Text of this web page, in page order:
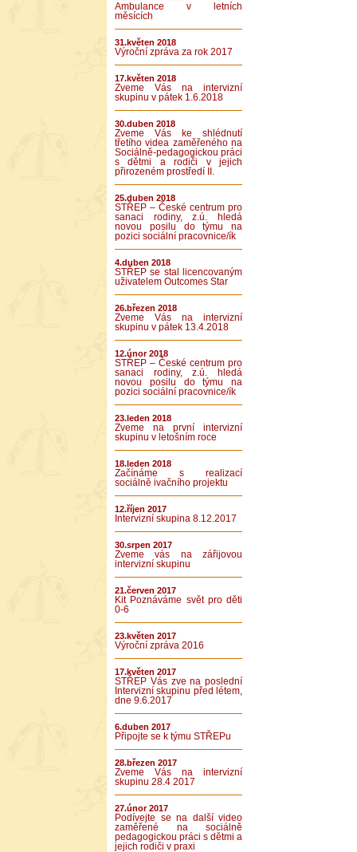
Ambulance v letních
měsících
31.květen 2018
Výroční zpráva za rok 2017
17.květen 2018
Zveme Vás na intervizní
skupinu v pátek 1.6.2018
30.duben 2018
Zveme Vás ke shlédnutí
třetího videa zaměřeného na
Sociálně-pedagogickou práci
s dětmi a rodiči v jejich
přirozeném prostředí II.
25.duben 2018
STŘEP – České centrum pro
sanaci rodiny, z.ú. hledá
novou posilu do týmu na
pozici sociální pracovnice/ík
4.duben 2018
STŘEP se stal licencovaným
uživatelem Outcomes Star
26.březen 2018
Zveme Vás na intervizní
skupinu v pátek 13.4.2018
12.únor 2018
STŘEP – České centrum pro
sanaci rodiny, z.ú. hledá
novou posilu do týmu na
pozici sociální pracovnice/ík
23.leden 2018
Zveme na první intervizní
skupinu v letošním roce
18.leden 2018
Začínáme s realizací
sociálně ivačního projektu
12.říjen 2017
Intervizní skupina 8.12.2017
30.srpen 2017
Zveme vás na zářijovou
intervizní skupinu
21.červen 2017
Kit Poznáváme svět pro děti
0-6
23.květen 2017
Výroční zpráva 2016
17.květen 2017
STŘEP Vás zve na poslední
Intervizní skupinu před létem,
dne 9.6.2017
6.duben 2017
Připojte se k týmu STŘEPu
28.březen 2017
Zveme Vás na intervizní
skupinu 28.4 2017
27.únor 2017
Podívejte se na další video
zaměřené na sociálně
pedagogickou práci s dětmi a
jejich rodiči v praxi